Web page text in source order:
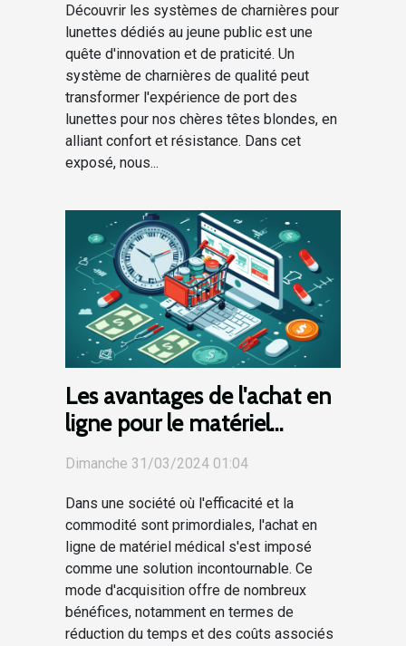
Découvrir les systèmes de charnières pour
lunettes dédiés au jeune public est une
quête d'innovation et de praticité. Un
système de charnières de qualité peut
transformer l'expérience de port des
lunettes pour nos chères têtes blondes, en
alliant confort et résistance. Dans cet
exposé, nous...
Les avantages de l'achat en
ligne pour le matériel
médical : gain de temps et
d'argent
Dimanche 31/03/2024 01:04
Dans une société où l'efficacité et la
commodité sont primordiales, l'achat en
ligne de matériel médical s'est imposé
comme une solution incontournable. Ce
mode d'acquisition offre de nombreux
bénéfices, notamment en termes de
réduction du temps et des coûts associés